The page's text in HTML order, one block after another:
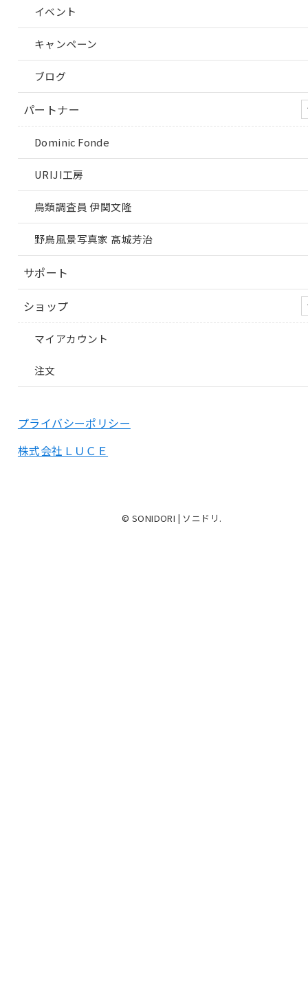
イベント
キャンペーン
ブログ
パートナー
Dominic Fonde
URIJI工房
鳥類調査員 伊関文隆
野鳥風景写真家 髙城芳治
サポート
ショップ
マイアカウント
注文
プライバシーポリシー
株式会社ＬＵＣＥ
© SONIDORI | ソニドリ.